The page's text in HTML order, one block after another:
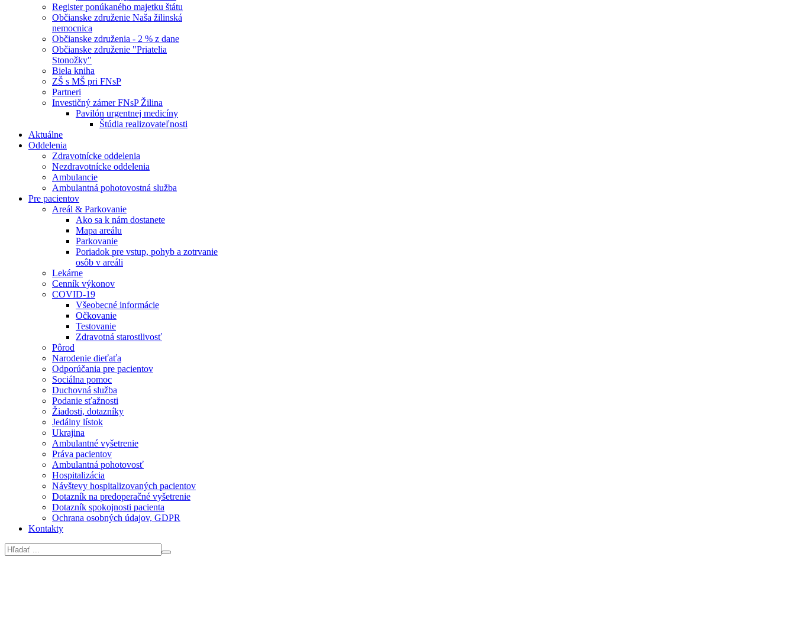
Register ponúkaného majetku štátu
Občianske združenie Naša žilinská
nemocnica
Občianske združenia - 2 % z dane
Občianske združenie "Priatelia
Stonožky"
Biela kniha
ZŠ s MŠ pri FNsP
Partneri
Investičný zámer FNsP Žilina
Pavilón urgentnej medicíny
Štúdia realizovateľnosti
Aktuálne
Oddelenia
Zdravotnícke oddelenia
Nezdravotnícke oddelenia
Ambulancie
Ambulantná pohotovostná služba
Pre pacientov
Areál & Parkovanie
Ako sa k nám dostanete
Mapa areálu
Parkovanie
Poriadok pre vstup, pohyb a zotrvanie
osôb v areáli
Lekárne
Cenník výkonov
COVID-19
Všeobecné informácie
Očkovanie
Testovanie
Zdravotná starostlivosť
Pôrod
Narodenie dieťaťa
Odporúčania pre pacientov
Sociálna pomoc
Duchovná služba
Podanie sťažnosti
Žiadosti, dotazníky
Jedálny lístok
Ukrajina
Ambulantné vyšetrenie
Práva pacientov
Ambulantná pohotovosť
Hospitalizácia
Návštevy hospitalizovaných pacientov
Dotazník na predoperačné vyšetrenie
Dotazník spokojnosti pacienta
Ochrana osobných údajov, GDPR
Kontakty